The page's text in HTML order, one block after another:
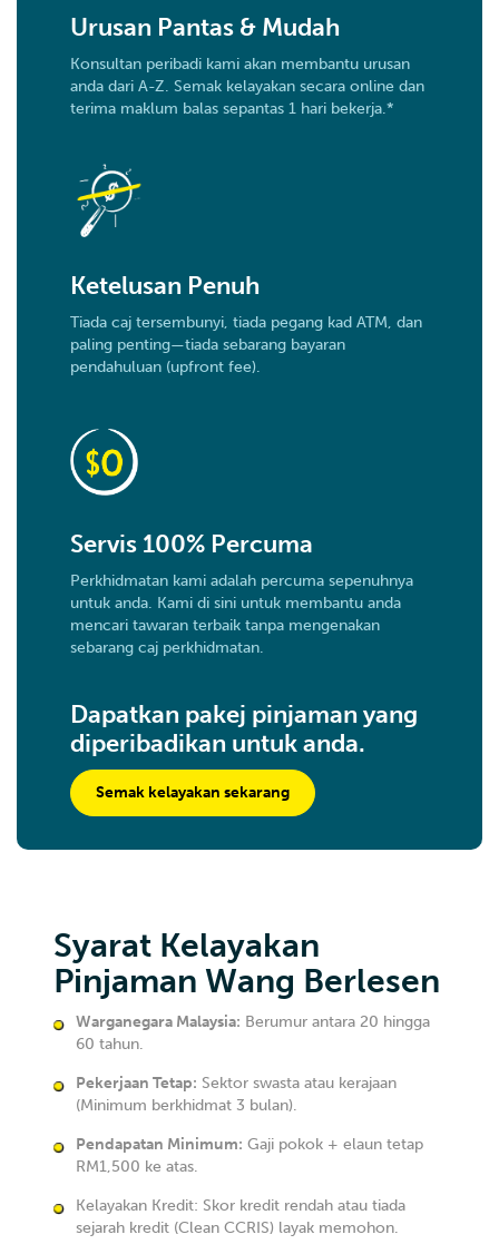
Urusan Pantas & Mudah
Konsultan peribadi kami akan membantu urusan
anda dari A-Z. Semak kelayakan secara online dan
terima maklum balas sepantas 1 hari bekerja.*
Ketelusan Penuh
Tiada caj tersembunyi, tiada pegang kad ATM, dan
paling penting—tiada sebarang bayaran
pendahuluan (upfront fee).
Servis 100% Percuma
Perkhidmatan kami adalah percuma sepenuhnya
untuk anda. Kami di sini untuk membantu anda
mencari tawaran terbaik tanpa mengenakan
sebarang caj perkhidmatan.
Dapatkan pakej pinjaman yang
diperibadikan untuk anda.
Semak kelayakan sekarang
Syarat Kelayakan
Pinjaman Wang Berlesen
Warganegara Malaysia: Berumur antara 20 hingga
60 tahun.
Pekerjaan Tetap: Sektor swasta atau kerajaan
(Minimum berkhidmat 3 bulan).
Pendapatan Minimum: Gaji pokok + elaun tetap
RM1,500 ke atas.
Kelayakan Kredit: Skor kredit rendah atau tiada
sejarah kredit (Clean CCRIS) layak memohon.